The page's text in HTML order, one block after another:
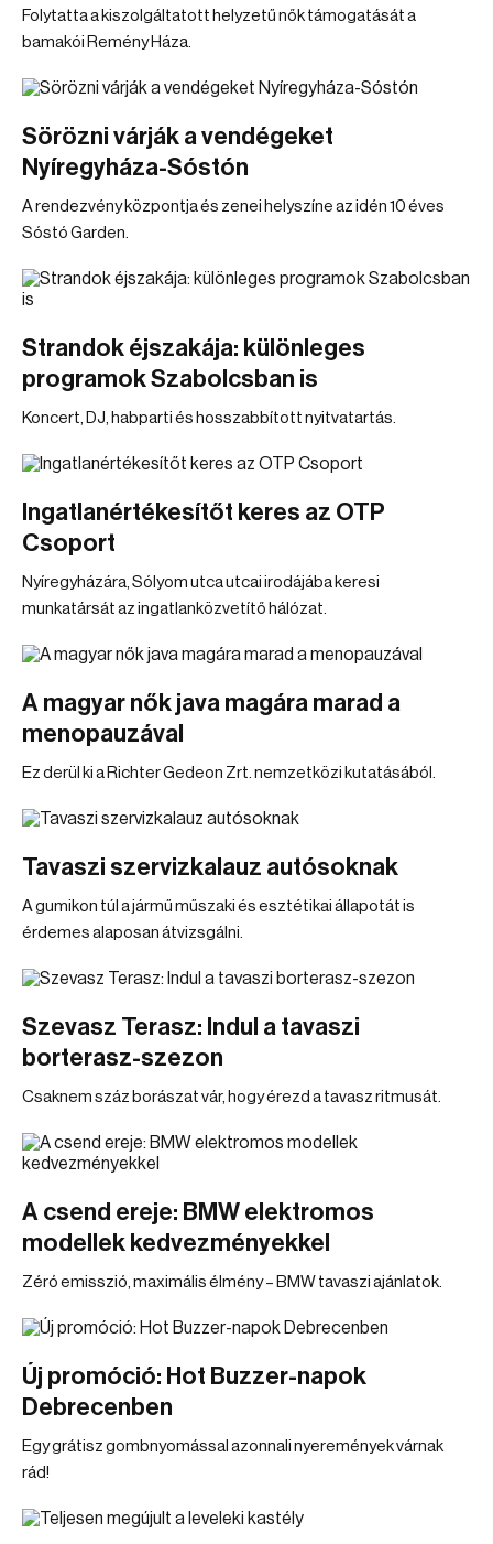
Folytatta a kiszolgáltatott helyzetű nők támogatását a
bamakói Remény Háza.
Sörözni várják a vendégeket
Nyíregyháza-Sóstón
A rendezvény központja és zenei helyszíne az idén 10 éves
Sóstó Garden.
Strandok éjszakája: különleges
programok Szabolcsban is
Koncert, DJ, habparti és hosszabbított nyitvatartás.
Ingatlanértékesítőt keres az OTP
Csoport
Nyíregyházára, Sólyom utca utcai irodájába keresi
munkatársát az ingatlanközvetítő hálózat.
A magyar nők java magára marad a
menopauzával
Ez derül ki a Richter Gedeon Zrt. nemzetközi kutatásából.
Tavaszi szervizkalauz autósoknak
A gumikon túl a jármű műszaki és esztétikai állapotát is
érdemes alaposan átvizsgálni.
Szevasz Terasz: Indul a tavaszi
borterasz-szezon
Csaknem száz borászat vár, hogy érezd a tavasz ritmusát.
A csend ereje: BMW elektromos
modellek kedvezményekkel
Zéró emisszió, maximális élmény – BMW tavaszi ajánlatok.
Új promóció: Hot Buzzer-napok
Debrecenben
Egy grátisz gombnyomással azonnali nyeremények várnak
rád!